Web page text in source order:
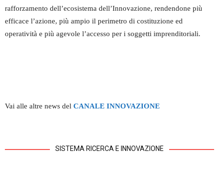
rafforzamento dell’ecosistema dell’Innovazione, rendendone più
efficace l’azione, più ampio il perimetro di costituzione ed
operatività e più agevole l’accesso per i soggetti imprenditoriali.
Vai alle altre news del CANALE INNOVAZIONE
SISTEMA RICERCA E INNOVAZIONE